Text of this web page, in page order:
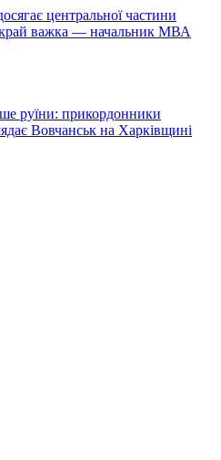
центральної частини
важка — начальник МВА
руїни: прикордонники
Вовчанськ на Харківщині